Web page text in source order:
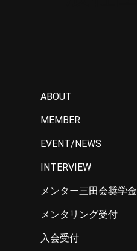
ABOUT
MEMBER
EVENT/NEWS
INTERVIEW
メンター三田会奨学金
メンタリング受付
入会受付